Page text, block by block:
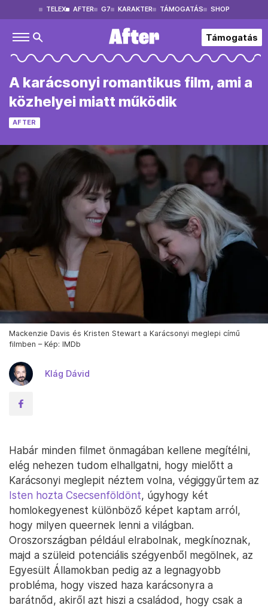
TELEX AFTER G7 KARAKTER TÁMOGATÁS SHOP
Támogatás
A karácsonyi romantikus film, ami a
közhelyei miatt működik
AFTER
Mackenzie Davis és Kristen Stewart a Karácsonyi meglepi című
filmben – Kép: IMDb
Klág Dávid
Habár minden filmet önmagában kellene megítélni,
elég nehezen tudom elhallgatni, hogy mielőtt a
Karácsonyi meglepit néztem volna, végiggyűrtem az
Isten hozta Csecsenföldönt, úgyhogy két
homlokegyenest különböző képet kaptam arról,
hogy milyen queernek lenni a világban.
Oroszországban például elrabolnak, megkínoznak,
majd a szüleid potenciális szégyenből megölnek, az
Egyesült Államokban pedig az a legnagyobb
probléma, hogy viszed haza karácsonyra a
barátnőd, akiről azt hiszi a családod, hogy csak a